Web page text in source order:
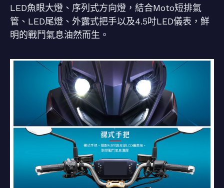
LED魚眼大燈、序列式方向燈，結合Moto短排氣
管、LED尾燈、外露式把手以及4.5吋LED儀表，鮮
明的戰鬥氣息油然而生。